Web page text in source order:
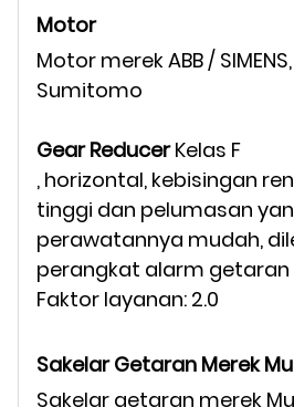
Motor
Motor merek ABB /
Sumitomo
Gear ReducerKelas F
, horizontal, kebisingan
tinggi dan pelumasan
perawatannya mudah,
perangkat alarm getaran
Faktor layanan: 2.0
Sakelar Getaran Merek
Sakelar getaran merek